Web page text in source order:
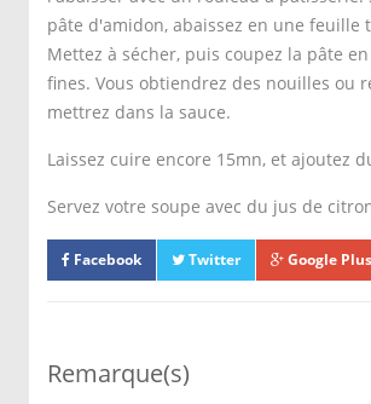
pâte d'amidon, abaissez en une feuille
Mettez à sécher, puis coupez la pâte
fines. Vous obtiendrez des nouilles ou
mettrez dans la sauce.
Laissez cuire encore 15mn, et ajoutez
Servez votre soupe avec du jus de
Facebook Twitter Google Plus
Remarque(s)